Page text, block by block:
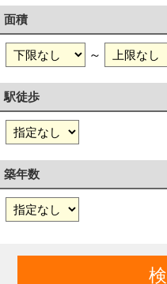
面積
～
駅徒歩
築年数